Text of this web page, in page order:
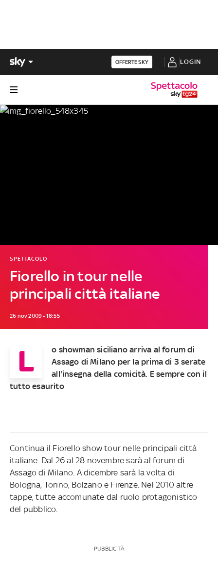
OFFERTE SKY LOGIN
Fiorello in tour nelle
principali città italiane
SPETTACOLO
26 nov 2009 - 18:55
L
o showman siciliano arriva al forum di
Assago di Milano per la prima di 3 serate
all'insegna della comicità. E sempre con il
tutto esaurito
Continua il Fiorello show tour nelle principali città
italiane. Dal 26 al 28 novembre sarà al forum di
Assago di Milano. A dicembre sarà la volta di
Bologna, Torino, Bolzano e Firenze. Nel 2010 altre
tappe, tutte accomunate dal ruolo protagonistico
del pubblico.
PUBBLICITÀ